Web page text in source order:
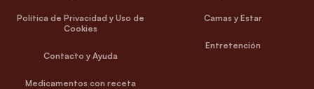
Política de Privacidad y Uso de
Cookies
Contacto y Ayuda
Medicamentos con receta
Camas y Estar
Entretención